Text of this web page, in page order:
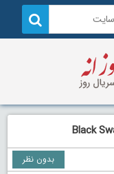
بدون نظر